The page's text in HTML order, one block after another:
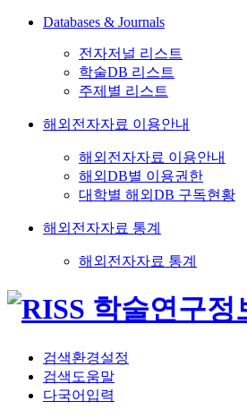
Databases & Journals
전자저널 리스트
학술DB 리스트
주제별 리스트
해외전자자료 이용안내
해외전자자료 이용안내
해외DB별 이용권한
대학별 해외DB 구독현황
해외전자자료 통계
해외전자자료 통계
검색환경설정
검색도움말
다국어입력